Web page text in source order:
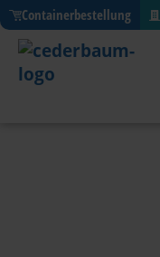
Containerbestellung